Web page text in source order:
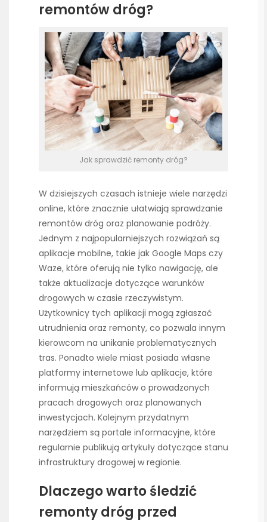
remontów dróg?
Jak sprawdzić remonty dróg?
W dzisiejszych czasach istnieje wiele narzędzi
online, które znacznie ułatwiają sprawdzanie
remontów dróg oraz planowanie podróży.
Jednym z najpopularniejszych rozwiązań są
aplikacje mobilne, takie jak Google Maps czy
Waze, które oferują nie tylko nawigację, ale
także aktualizacje dotyczące warunków
drogowych w czasie rzeczywistym.
Użytkownicy tych aplikacji mogą zgłaszać
utrudnienia oraz remonty, co pozwala innym
kierowcom na unikanie problematycznych
tras. Ponadto wiele miast posiada własne
platformy internetowe lub aplikacje, które
informują mieszkańców o prowadzonych
pracach drogowych oraz planowanych
inwestycjach. Kolejnym przydatnym
narzędziem są portale informacyjne, które
regularnie publikują artykuły dotyczące stanu
infrastruktury drogowej w regionie.
Dlaczego warto śledzić
remonty dróg przed